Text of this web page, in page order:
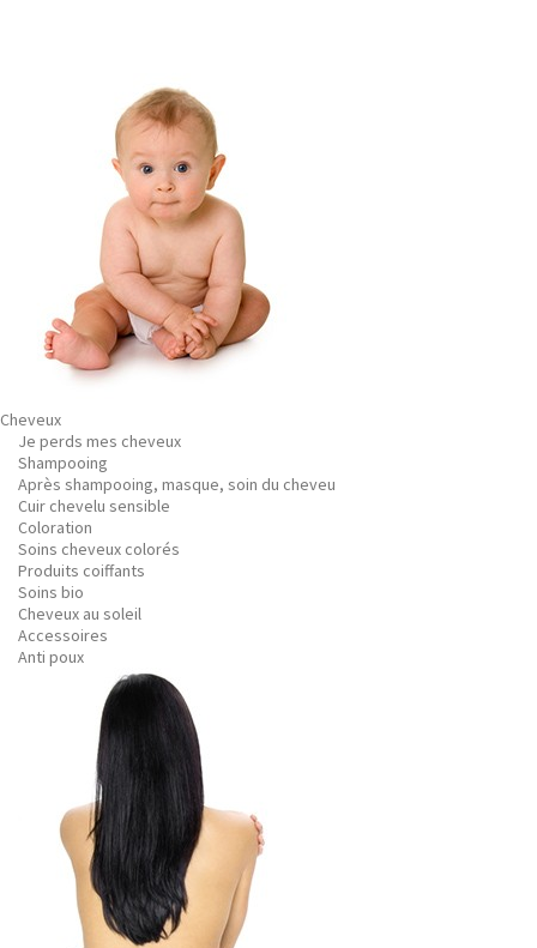
Cheveux
Je perds mes cheveux
Shampooing
Après shampooing, masque, soin du cheveu
Cuir chevelu sensible
Coloration
Soins cheveux colorés
Produits coiffants
Soins bio
Cheveux au soleil
Accessoires
Anti poux